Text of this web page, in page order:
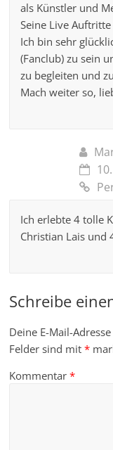
als Künstler und
Seine Live
Ich bin sehr
(Fanclub) zu sein
zu begleiten und
Mach weiter so,
Ich erlebte 4 tolle
Christian Lais und
Schreibe
Deine E-Mail-
Felder sind mit*
Kommentar*